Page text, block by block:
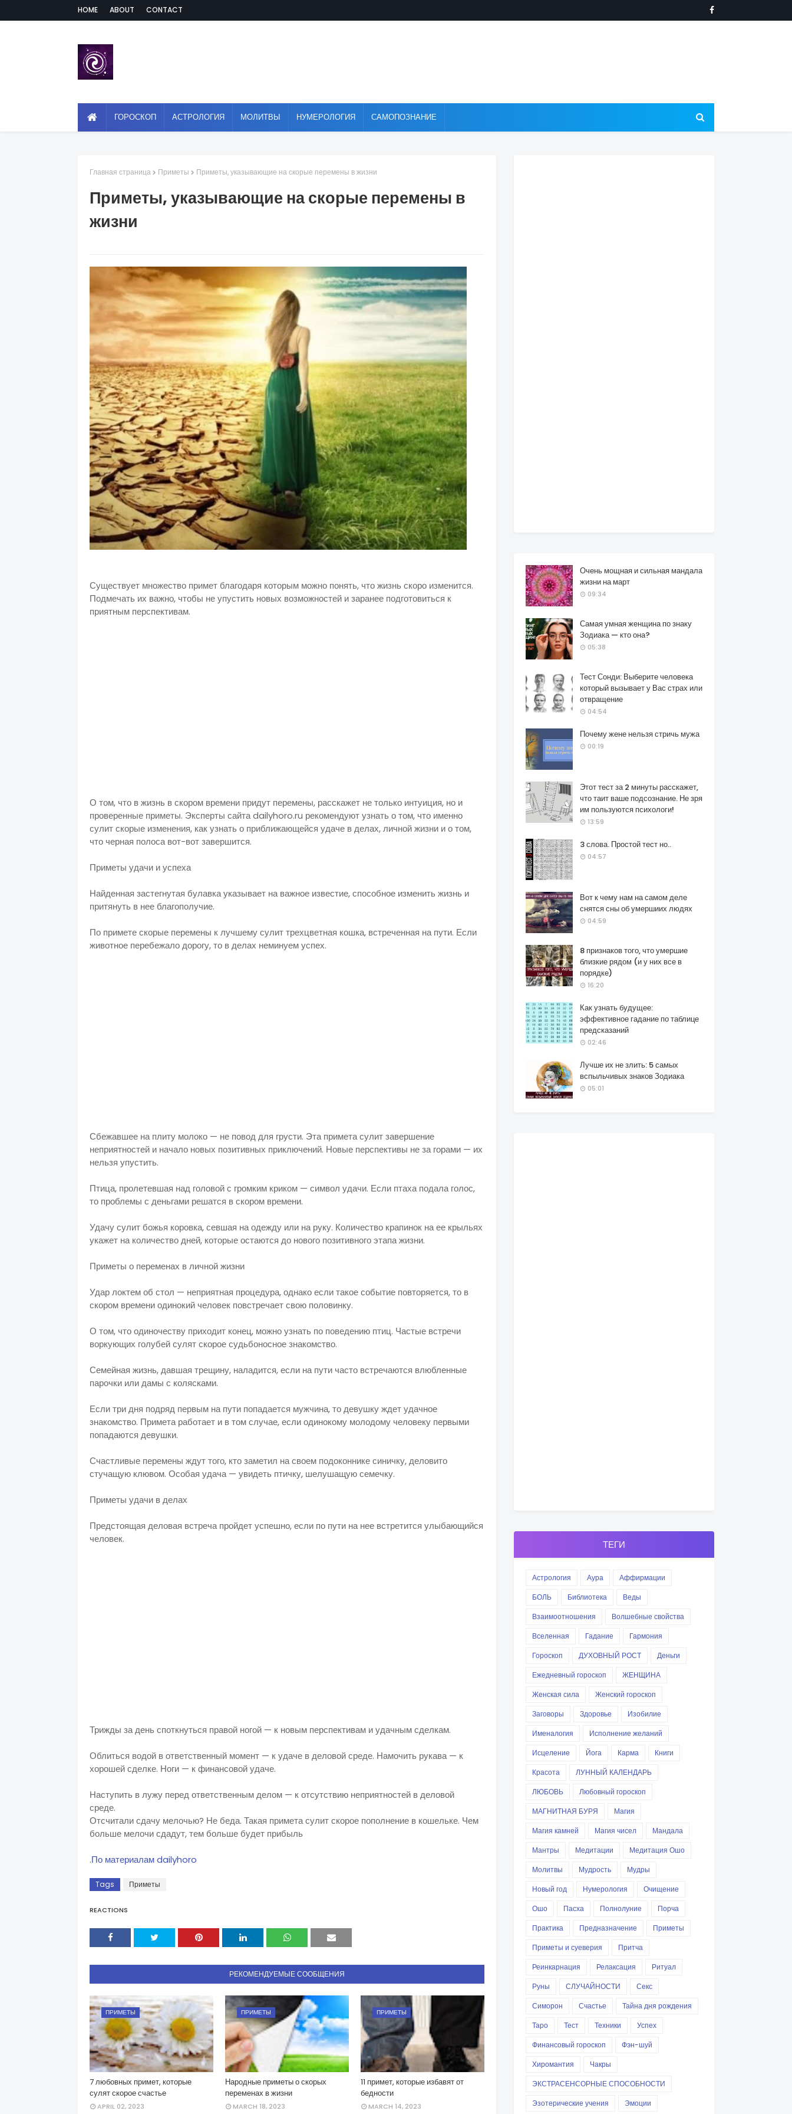
HOME ABOUT CONTACT
ГОРОСКОП АСТРОЛОГИЯ МОЛИТВЫ НУМЕРОЛОГИЯ САМОПОЗНАНИЕ
Главная страница Приметы Приметы, указывающие на скорые перемены в жизни
Приметы, указывающие на скорые перемены в
жизни
Существует множество примет благодаря которым можно понять, что жизнь скоро изменится.
Подмечать их важно, чтобы не упустить новых возможностей и заранее подготовиться к
приятным перспективам.
О том, что в жизнь в скором времени придут перемены, расскажет не только интуиция, но и
проверенные приметы. Эксперты сайта dailyhoro.ru рекомендуют узнать о том, что именно
сулит скорые изменения, как узнать о приближающейся удаче в делах, личной жизни и о том,
что черная полоса вот-вот завершится.
Приметы удачи и успеха
Найденная застегнутая булавка указывает на важное известие, способное изменить жизнь и
притянуть в нее благополучие.
По примете скорые перемены к лучшему сулит трехцветная кошка, встреченная на пути. Если
животное перебежало дорогу, то в делах неминуем успех.
Сбежавшее на плиту молоко — не повод для грусти. Эта примета сулит завершение
неприятностей и начало новых позитивных приключений. Новые перспективы не за горами — их
нельзя упустить.
Птица, пролетевшая над головой с громким криком — символ удачи. Если птаха подала голос,
то проблемы с деньгами решатся в скором времени.
Удачу сулит божья коровка, севшая на одежду или на руку. Количество крапинок на ее крыльях
укажет на количество дней, которые остаются до нового позитивного этапа жизни.
Приметы о переменах в личной жизни
Удар локтем об стол — неприятная процедура, однако если такое событие повторяется, то в
скором времени одинокий человек повстречает свою половинку.
О том, что одиночеству приходит конец, можно узнать по поведению птиц. Частые встречи
воркующих голубей сулят скорое судьбоносное знакомство.
Семейная жизнь, давшая трещину, наладится, если на пути часто встречаются влюбленные
парочки или дамы с колясками.
Если три дня подряд первым на пути попадается мужчина, то девушку ждет удачное
знакомство. Примета работает и в том случае, если одинокому молодому человеку первыми
попадаются девушки.
Счастливые перемены ждут того, кто заметил на своем подоконнике синичку, деловито
стучащую клювом. Особая удача — увидеть птичку, шелушащую семечку.
Приметы удачи в делах
Предстоящая деловая встреча пройдет успешно, если по пути на нее встретится улыбающийся
человек.
Трижды за день споткнуться правой ногой — к новым перспективам и удачным сделкам.
Облиться водой в ответственный момент — к удаче в деловой среде. Намочить рукава — к
хорошей сделке. Ноги — к финансовой удаче.
Наступить в лужу перед ответственным делом — к отсутствию неприятностей в деловой
среде.
Отсчитали сдачу мелочью? Не беда. Такая примета сулит скорое пополнение в кошельке. Чем
больше мелочи сдадут, тем больше будет прибыль
.По материалам dailyhoro
Tags Приметы
REACTIONS
РЕКОМЕНДУЕМЫЕ СООБЩЕНИЯ
ПРИМЕТЫ
7 любовных примет, которые
сулят скорое счастье
APRIL 02, 2023
ПРИМЕТЫ
Народные приметы о скорых
переменах в жизни
MARCH 18, 2023
ПРИМЕТЫ
11 примет, которые избавят от
бедности
MARCH 14, 2023
Очень мощная и сильная мандала
жизни на март
09:34
Самая умная женщина по знаку
Зодиака — кто она?
05:38
Тест Сонди: Выберите человека
который вызывает у Вас страх или
отвращение
04:54
Почему жене нельзя стричь мужа
00:19
Этот тест за 2 минуты расскажет,
что таит ваше подсознание. Не зря
им пользуются психологи!
13:59
3 слова. Простой тест но..
04:57
Вот к чему нам на самом деле
снятся сны об умершиих людях
04:59
8 признаков того, что умершие
близкие рядом (и у них все в
порядке)
16:20
Как узнать будущее:
эффективное гадание по таблице
предсказаний
02:46
Лучше их не злить: 5 самых
вспыльчивых знаков Зодиака
05:01
ТЕГИ
Астрология Аура
Аффирмации
БОЛЬ
Библиотека
Веды
Взаимоотношения
Волшебные свойства
Вселенная
Гадание
Гармония
Гороскоп
ДУХОВНЫЙ РОСТ
Деньги
Ежедневный гороскоп
ЖЕНЩИНА
Женская сила
Женский гороскоп
Заговоры
Здоровье
Изобилие
Именалогия
Исполнение желаний
Исцеление
Йога Карма
Книги
Красота
ЛУННЫЙ КАЛЕНДАРЬ
ЛЮБОВЬ
Любовный гороскоп
МАГНИТНАЯ БУРЯ
Магия
Магия камней
Магия чисел
Мандала
Мантры
Медитации
Медитация Ошо
Молитвы
Мудрость
Мудры
Новый год
Нумерология
Очищение
Ошо
Пасха Полнолуние
Порча
Практика
Предназначение
Приметы
Приметы и суеверия
Притча
Реинкарнация
Релаксация
Ритуал
Руны
СЛУЧАЙНОСТИ
Секс
Симорон
Счастье
Тайна дня рождения
Таро
Тест Техники
Успех
Финансовый гороскоп
Фэн-шуй
Хиромантия
Чакры
ЭКСТРАСЕНСОРНЫЕ СПОСОБНОСТИ
Эзотерические учения
Эмоции